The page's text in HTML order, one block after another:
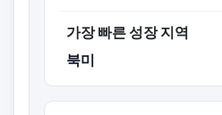
가장 빠른 성장 지역
북미